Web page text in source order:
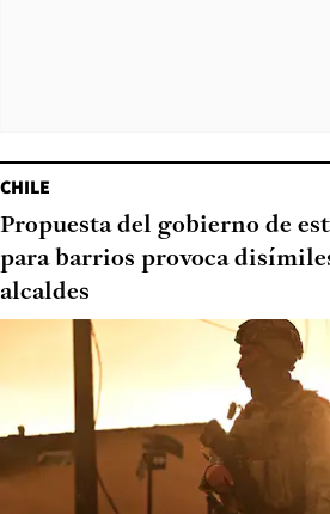
CHILE
Propuesta del gobierno de
para barrios provoca
alcaldes